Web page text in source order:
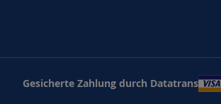
Gesicherte Zahlung durch Datatrans